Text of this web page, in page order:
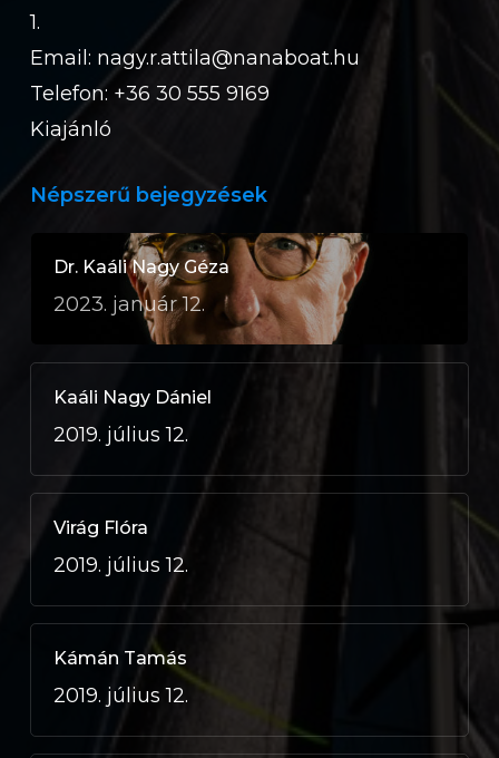
1.
Email: nagy.r.attila@nanaboat.hu
Telefon: +36 30 555 9169
Kiajánló
Népszerű bejegyzések
Dr. Kaáli Nagy Géza
2023. január 12.
Kaáli Nagy Dániel
2019. július 12.
Virág Flóra
2019. július 12.
Kámán Tamás
2019. július 12.